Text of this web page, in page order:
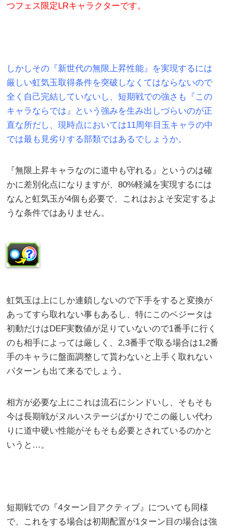
つフェス限定LRキャラクターです。
しかしその『新世代の無限上昇性能』を実現するには
厳しい虹気玉取得条件を突破しなくてはならないので
全く自己完結していないし、短期戦での強さも『この
キャラならでは』という強みを生み出しづらいのが正
直な所だし、現時点においては11周年目玉キャラの中
では最も見劣りする部類ではあるでしょうか。
『無限上昇キャラなのに道中も守れる』というのは確
かに差別化点になりますが、80%軽減を実現するには
なんと虹気玉が4個も必要で、これはおよそ安定するよ
うな条件ではありません。
虹気玉は上にしか連鎖しないので下手をすると変換が
あってすら取れない事もあるし、特にこのベジータは
初動だけはDEF実数値が足りていないので1番手に行く
のも相手によっては厳しく、2,3番手で取る場合は1,2番
手のキャラに盤面調整して貰わないと上手く取れない
パターンも出て来るでしょう。
相方が必要な上にこれは流石にシンドいし、そもそも
今は長期戦がヌルいステージばかりでこの厳しい代わ
りに道中硬い性能がそもそも必要とされているのかと
いうと…。
短期戦での『4ターン目アクティブ』についても同様
で、これをする場合は初期配置が1ターン目の場合は強